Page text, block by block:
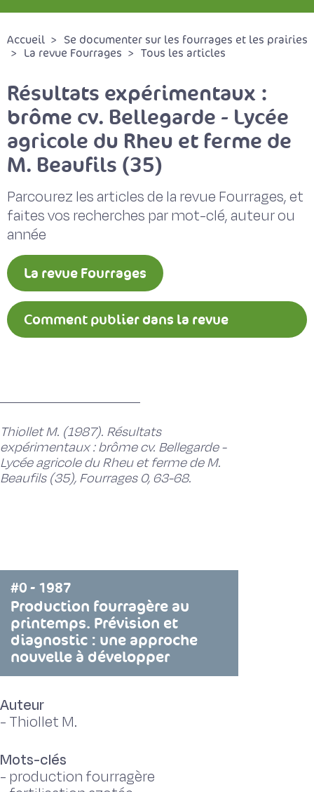
Accueil
Se documenter sur les fourrages et les prairies
La revue Fourrages
Tous les articles
Résultats expérimentaux :
brôme cv. Bellegarde - Lycée
agricole du Rheu et ferme de
M. Beaufils (35)
Parcourez les articles de la revue Fourrages, et
faites vos recherches par mot-clé, auteur ou
année
La revue Fourrages
Comment publier dans la revue
Thiollet M. (1987). Résultats
expérimentaux : brôme cv. Bellegarde -
Lycée agricole du Rheu et ferme de M.
Beaufils (35), Fourrages 0, 63-68.
#0 - 1987
Production fourragère au
printemps. Prévision et
diagnostic : une approche
nouvelle à développer
Auteur
- Thiollet M.
Mots-clés
- production fourragère